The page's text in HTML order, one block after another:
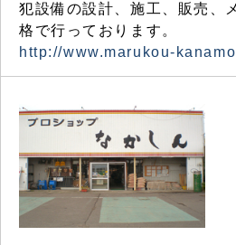
犯設備の設計、施工、販売、
格で行っております。
http://www.marukou-